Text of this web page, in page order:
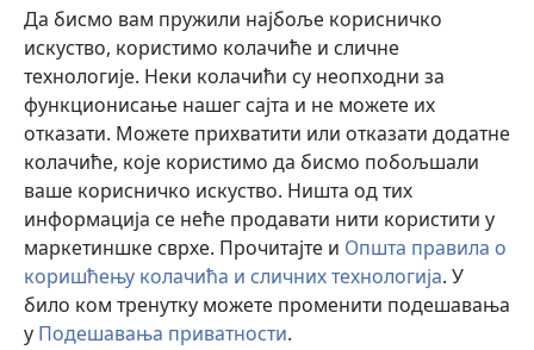
Да бисмо вам пружили најбоље корисничко
искуство, користимо колачиће и сличне
технологије. Неки колачићи су неопходни за
функционисање нашег сајта и не можете их
отказати. Можете прихватити или отказати додатне
колачиће, које користимо да бисмо побољшали
ваше корисничко искуство. Ништа од тих
информација се неће продавати нити користити у
маркетиншке сврхе. Прочитајте и Општа правила о
коришћењу колачића и сличних технологија. У
било ком тренутку можете променити подешавања
у Подешавања приватности.
прозор)ОНЛАЈН БИБЛИОТЕКА Watchtower
(отвара
нови
прозор)JW Hub®
(отвара
нови
прозор)JW Library
Watchtower Library ®
Copyright© 2026 Watch Tower Bible and Tract Society of Pennsylvania.
ПРАВИЛА КОРИШЋЕЊА|ПРИВАТНОСТ